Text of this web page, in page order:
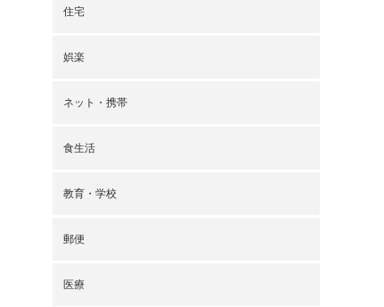
住宅
娯楽
ネット・携帯
食生活
教育・学校
郵便
医療